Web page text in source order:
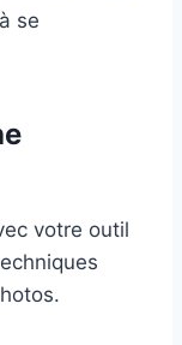
se
votre outil